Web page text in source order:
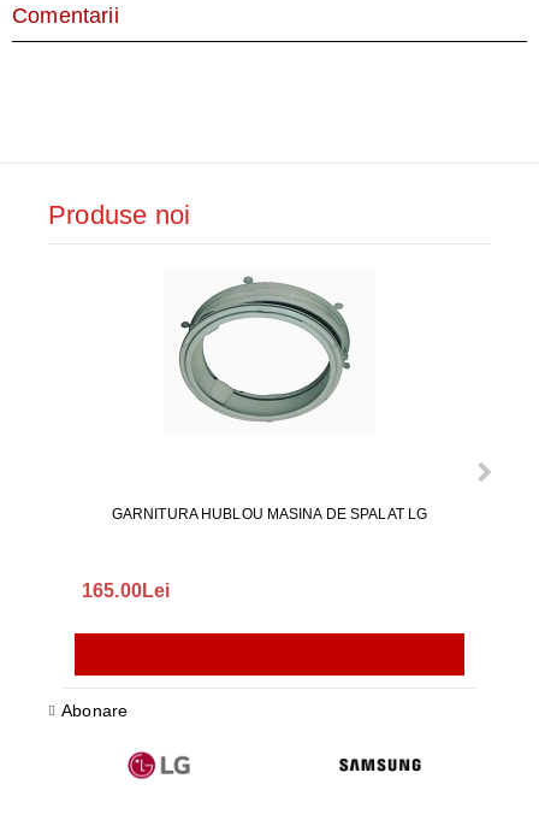
Comentarii
Produse noi
GARNITURA HUBLOU MASINA DE SPALAT LG
165.00Lei
Abonare